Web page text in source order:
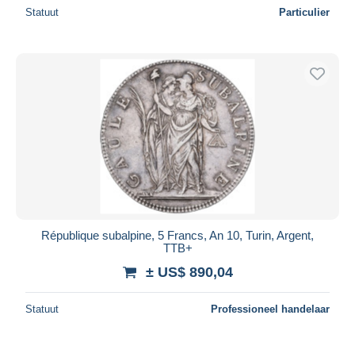
Toepassen
Statuut Particulier
République subalpine, 5 Francs, An 10, Turin, Argent,
TTB+
± US$ 890,04
Statuut Professioneel handelaar